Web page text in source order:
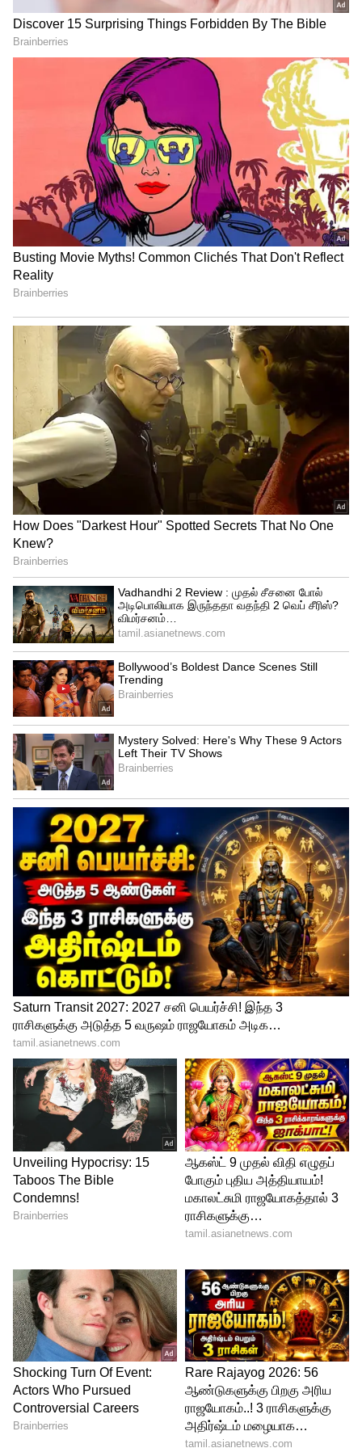
இதையும் படியுங்கள்:
உடலை எரிக்க
வேண்டாம் புதைச்சிக்கலாம்.. திடீரென
மாணவி குடும்பத்தினர். காரணம்.??
இந்நிலையில் அப்பள்ளியில் படிக்கும் 9
வயது சிறுமியை பிரின்ஸ்பல் மகன் யாசிர்
பள்ளிக்கூட மொட்டை மாடிக்கு அழைத்துச்
சென்று அதில் உள்ள அறையில் வைத்து
பாலியல் வன்புணர்வு செய்ததாக
தெரிகிறது, இதனையடுத்து அந்த சிறுமி
தனக்கு நடந்த கொடுமை குறித்து
அதிர்ச்சியடைந்த பெற்றோர்கள் இந்த
சம்பவம் குறித்து சந்தோஷ் நகர் காவல்
நிலையத்தில் புகார் கொடுத்தனர்,
இதனையடுத்து பெற்றோர்கள் பள்ளியை
முற்றுகையிட்டு போராட்டம் நடத்தினர்,
பின்னர் இது குறித்து வழக்குப்பதிவு செய்த
போலீசார் பிரின்ஸ்பல் மகன் யாசிரை கைது
செய்து விசாரணை நடத்தி வருகின்றனர்.
மேலும் இதே போல இன்னும் பல
மாணவிகளை அவர் பாலியல்
துஸ்பிரயோகம் செய்திருக்கலாம் என்றும்
சந்தேகிக்கப்படுகிறது. சமீபகாலமாக
பள்ளிச் சிறுமிகள் பாலியல்
வன்கொடுமைக்கு ஆளாக்கப்படும்
சம்பவங்கள் பரவலாக அதிகரித்துள்ளன,
இந்த ஆண்டு மார்ச் மாதம் உத்திர பிரதேசம்
முசாபர்நகர் மாவட்டத்தில் இதே போன்ற
பள்ளி பிரின்ஸ்பல் 9 வயது சிறுமியை
பாலியல் பலாத்காரம் செய்தார் பின்னர்
போலீசார் அவரை கைது செய்தனர் என்பது
குறிப்பிடத்தக்கது.
வேலைடா இது?